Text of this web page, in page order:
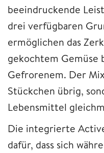
beeindruckende
drei verfügbaren
ermöglichen das
gekochtem Gemüse
Gefrorenem. Der
Stückchen übrig,
Lebensmittel
Die integrierte
dafür, dass sich